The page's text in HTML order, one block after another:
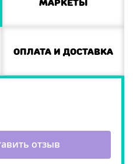
Маркеты
Оплата и доставка
отзыв